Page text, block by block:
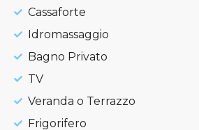
Cassaforte
Idromassaggio
Bagno Privato
TV
Veranda o Terrazzo
Frigorifero